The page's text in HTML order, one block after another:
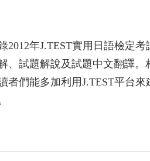
2012年J.TEST實用日語檢定
、試題解說及試題中文翻譯
者們能多加利用J.TEST平台